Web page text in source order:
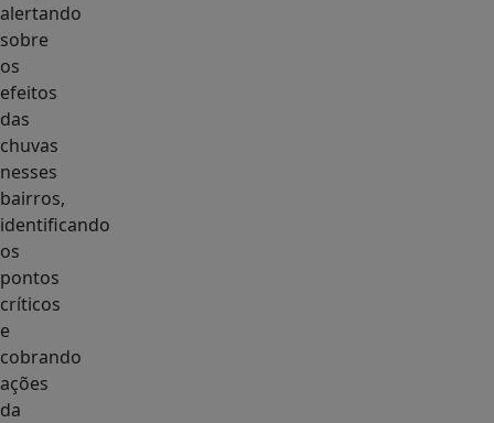
alertando
sobre
os
efeitos
das
chuvas
nesses
bairros,
identificando
os
pontos
críticos
e
cobrando
ações
da